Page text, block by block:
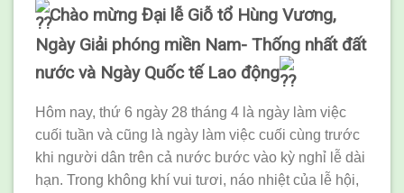
Chào mừng Đại lễ Giỗ tổ Hùng Vương,
Ngày Giải phóng miền Nam- Thống nhất đất
nước và Ngày Quốc tế Lao động
Hôm nay, thứ 6 ngày 28 tháng 4 là ngày làm việc
cuối tuần và cũng là ngày làm việc cuối cùng trước
khi người dân trên cả nước bước vào kỳ nghỉ lễ dài
hạn. Trong không khí vui tươi, náo nhiệt của lễ hội,